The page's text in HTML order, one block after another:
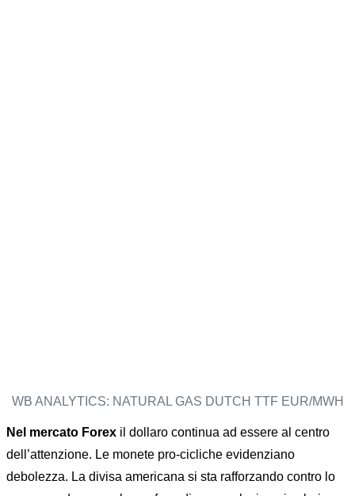
WB ANALYTICS: NATURAL GAS DUTCH TTF EUR/MWH
Nel mercato Forex il dollaro continua ad essere al centro
dell’attenzione. Le monete pro-cicliche evidenziano
debolezza. La divisa americana si sta rafforzando contro lo